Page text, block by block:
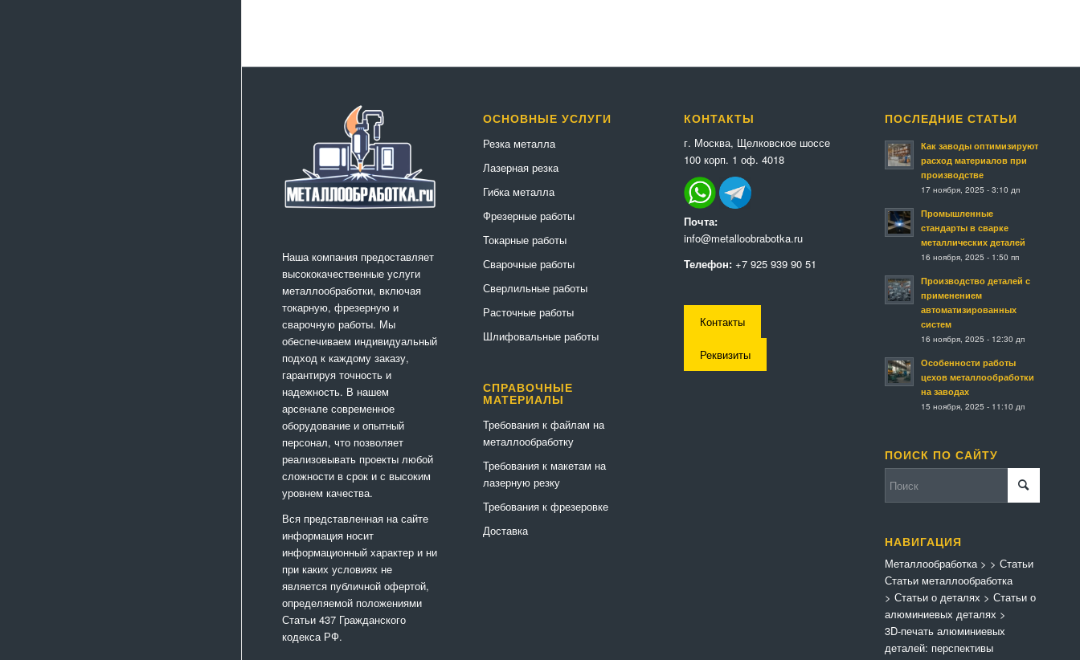
Наша компания предоставляет
высококачественные услуги
металлообработки, включая
токарную, фрезерную и
сварочную работы. Мы
обеспечиваем индивидуальный
подход к каждому заказу,
гарантируя точность и
надежность. В нашем
арсенале современное
оборудование и опытный
персонал, что позволяет
реализовывать проекты любой
сложности в срок и с высоким
уровнем качества.
Вся представленная на сайте
информация носит
информационный характер и ни
при каких условиях не
является публичной офертой,
определяемой положениями
Статьи 437 Гражданского
кодекса РФ.
ОСНОВНЫЕ УСЛУГИ
Резка металла
Лазерная резка
Гибка металла
Фрезерные работы
Токарные работы
Сварочные работы
Сверлильные работы
Расточные работы
Шлифовальные работы
СПРАВОЧНЫЕ
МАТЕРИАЛЫ
Требования к файлам на
металлообработку
Требования к макетам на
лазерную резку
Требования к фрезеровке
Доставка
КОНТАКТЫ
г. Москва, Щелковское шоссе
100 корп. 1 оф. 4018
Почта:
info@metalloobrabotka.ru
Телефон: +7 925 939 90 51
Контакты
Реквизиты
ПОСЛЕДНИЕ СТАТЬИ
Как заводы оптимизируют
расход материалов при
производстве
17 ноября, 2025 - 3:10 дп
Промышленные
стандарты в сварке
металлических деталей
16 ноября, 2025 - 1:50 пп
Производство деталей с
применением
автоматизированных
систем
16 ноября, 2025 - 12:30 дп
Особенности работы
цехов металлообработки
на заводах
15 ноября, 2025 - 11:10 дп
ПОИСК ПО САЙТУ
НАВИГАЦИЯ
Металлообработка>
Статьи металлообработка
> Статьи
> Статьи о деталях > Статьи о
алюминиевых деталях >
3D-печать алюминиевых
деталей: перспективы